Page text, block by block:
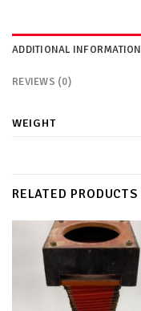
ADDITIONAL INFORMATION
REVIEWS (0)
WEIGHT
RELATED PRODUCTS